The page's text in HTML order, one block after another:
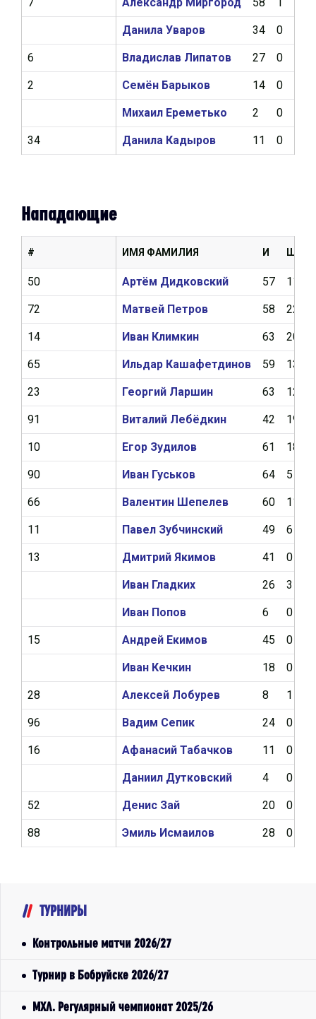
Данила Уваров 34 0
Владислав Липатов 27 0
Семён Барыков 14 0
Михаил Ереметько 2 0
Данила Кадыров 11 0
6
2
34
Нападающие
ИМЯ ФАМИЛИЯ И Ш
Артём Дидковский 57 11
Матвей Петров 58 22
Иван Климкин 63 20
Ильдар Кашафетдинов 59 13
Георгий Ларшин 63 12
Виталий Лебёдкин 42 19
Егор Зудилов 61 18
Иван Гуськов 64 5
Валентин Шепелев 60 11
Павел Зубчинский 49 6
Дмитрий Якимов 41 0
Иван Гладких 26 3
Иван Попов 6 0
Андрей Екимов 45 0
Иван Кечкин 18 0
Алексей Лобурев 8 1
Вадим Сепик 24 0
Афанасий Табачков 11 0
Даниил Дутковский 4 0
Денис Зай 20 0
Эмиль Исмаилов 28 0
#
50
72
14
65
23
91
10
90
66
11
13
15
28
96
16
52
88
ТУРНИРЫ
Контрольные матчи 2026/27
Турнир в Бобруйске 2026/27
МХЛ. Регулярный чемпионат 2025/26